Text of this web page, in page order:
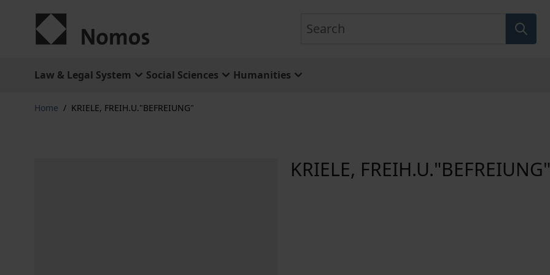
Law & Legal System Social Sciences Humanities
Home / KRIELE, FREIH.U."BEFREIUNG"
KRIELE,